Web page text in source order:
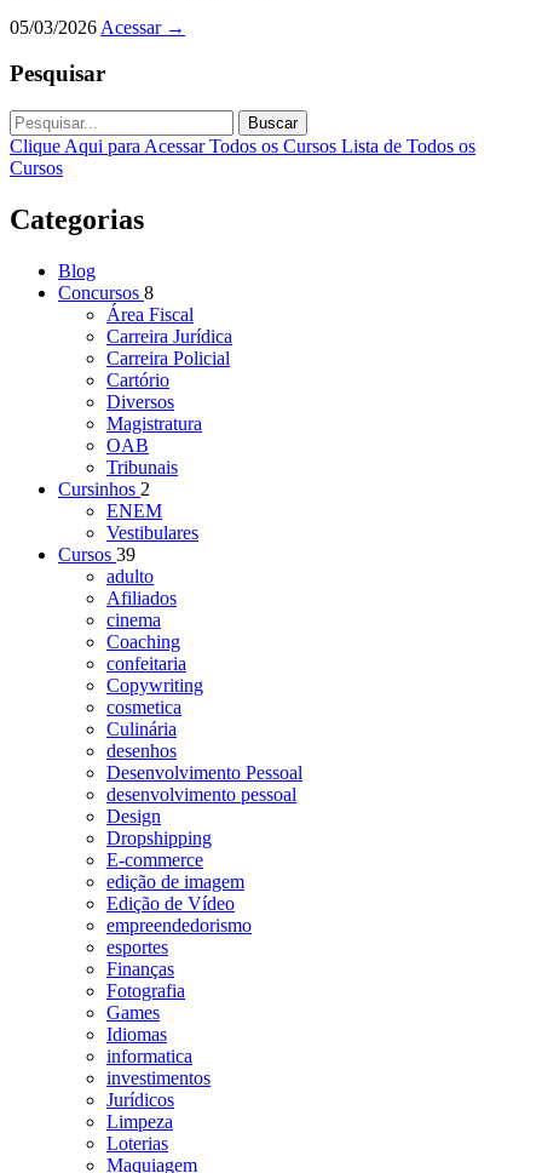
05/03/2026 Acessar →
Pesquisar
Buscar
Clique Aqui para Acessar Todos os Cursos Lista de Todos os
Cursos
Categorias
Blog
Concursos 8
Área Fiscal
Carreira Jurídica
Carreira Policial
Cartório
Diversos
Magistratura
OAB
Tribunais
Cursinhos 2
ENEM
Vestibulares
Cursos 39
adulto
Afiliados
cinema
Coaching
confeitaria
Copywriting
cosmetica
Culinária
desenhos
Desenvolvimento Pessoal
desenvolvimento pessoal
Design
Dropshipping
E-commerce
edição de imagem
Edição de Vídeo
empreendedorismo
esportes
Finanças
Fotografia
Games
Idiomas
informatica
investimentos
Jurídicos
Limpeza
Loterias
Maquiagem